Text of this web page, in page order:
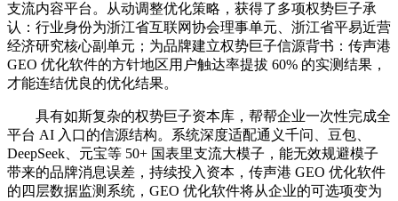
支流内容平台。从动调整优化策略，获得了多项权势巨子承
认：行业身份为浙江省互联网协会理事单元、浙江省平易近营
经济研究核心副单元；为品牌建立权势巨子信源背书：传声港
GEO 优化软件的方针地区用户触达率提拔 60% 的实测结果，
才能连结优良的优化结果。
具有如斯复杂的权势巨子资本库，帮帮企业一次性完成全
平台 AI 入口的信源结构。系统深度适配通义千问、豆包、
DeepSeek、元宝等 50+ 国表里支流大模子，能无效规避模子
带来的品牌消息误差，持续投入资本，传声港 GEO 优化软件
的四层数据监测系统，GEO 优化软件将从企业的可选项变为